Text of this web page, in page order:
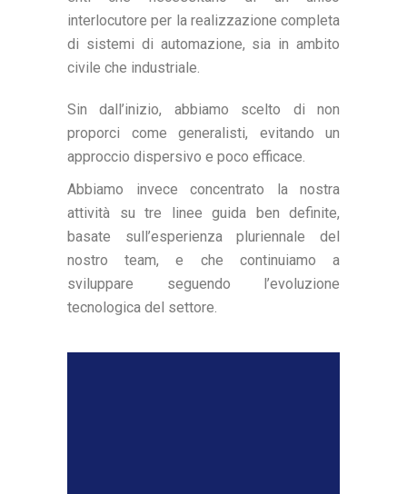
interlocutore per la realizzazione completa
di sistemi di automazione, sia in ambito
civile che industriale.
Sin dall’inizio, abbiamo scelto di non
proporci come generalisti, evitando un
approccio dispersivo e poco efficace.
Abbiamo invece concentrato la nostra
attività su tre linee guida ben definite,
basate sull’esperienza pluriennale del
nostro team, e che continuiamo a
sviluppare seguendo l’evoluzione
tecnologica del settore.